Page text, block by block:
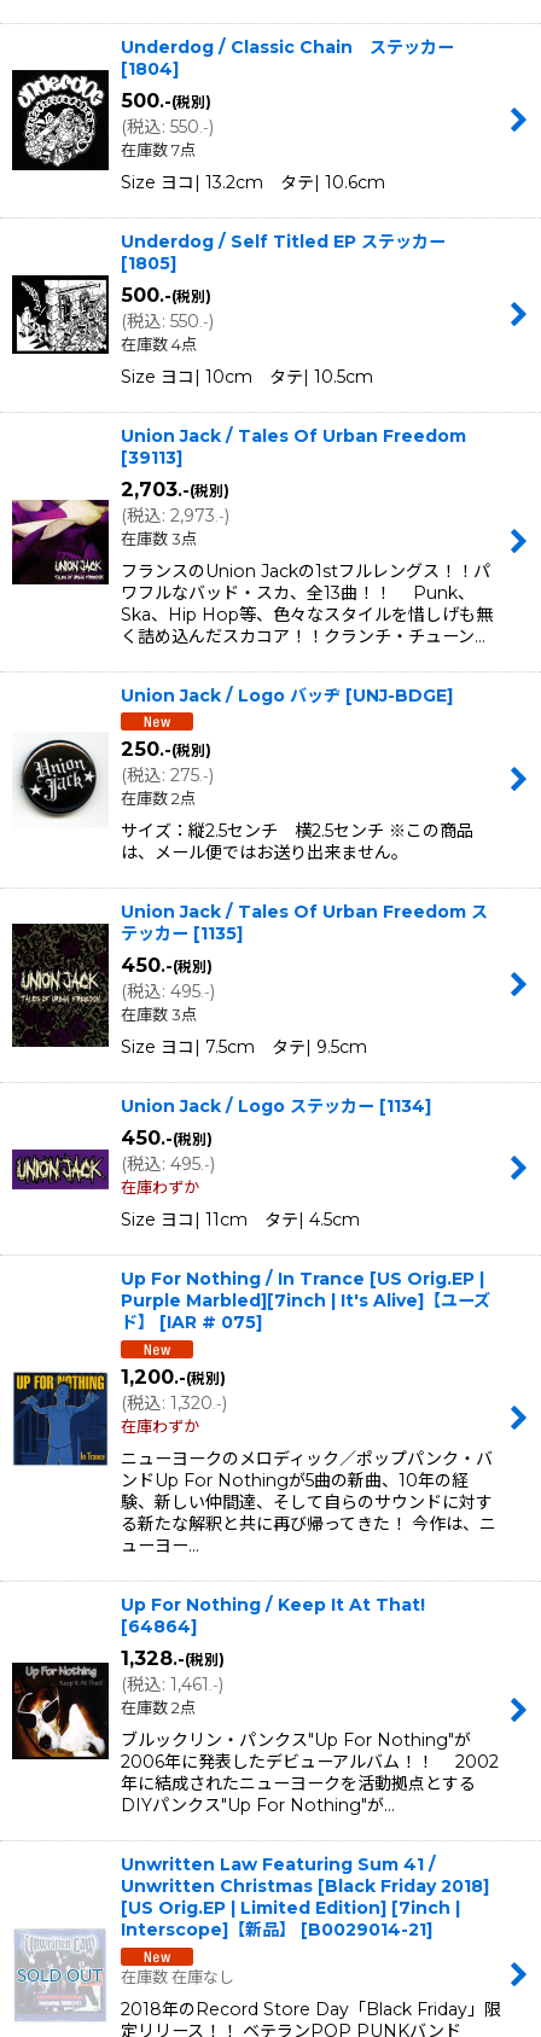
Underdog / Classic Chain ステッカー
[1804]
500.-(税別)
(税込: 550 .-)
在庫数 7点
Size ヨコ| 13.2cm タテ| 10.6cm
Underdog / Self Titled EP ステッカー
[1805]
500.-(税別)
(税込: 550 .-)
在庫数 4点
Size ヨコ| 10cm タテ| 10.5cm
Union Jack / Tales Of Urban Freedom
[39113]
2,703.-(税別)
(税込: 2,973 .-)
在庫数 3点
フランスのUnion Jackの1stフルレングス！！パ
ワフルなバッド・スカ、全13曲！！ Punk、
Ska、Hip Hop等、色々なスタイルを惜しげも無
く詰め込んだスカコア！！クランチ・チューン…
Union Jack / Logo バッヂ [UNJ-BDGE]
250.-(税別)
(税込: 275.-)
在庫数 2点
サイズ：縦2.5センチ 横2.5センチ ※この商品
は、メール便ではお送り出来ません。
Union Jack / Tales Of Urban Freedom ス
テッカー [1135]
450.-(税別)
(税込: 495.-)
在庫数 3点
Size ヨコ| 7.5cm タテ| 9.5cm
Union Jack / Logo ステッカー [1134]
450.-(税別)
(税込: 495.-)
在庫わずか
Size ヨコ| 11cm タテ| 4.5cm
Up For Nothing / In Trance [US Orig.EP |
Purple Marbled][7inch | It's Alive]【ユーズ
ド】
[IAR # 075]
1,200.-(税別)
(税込: 1,320.-)
在庫わずか
ニューヨークのメロディック／ポップパンク・バ
ンドUp For Nothingが5曲の新曲、10年の経
験、新しい仲間達、そして自らのサウンドに対す
る新たな解釈と共に再び帰ってきた！ 今作は、ニ
ューヨー…
Up For Nothing / Keep It At That!
[64864]
1,328.-(税別)
(税込: 1,461.-)
在庫数 2点
ブルックリン・パンクス"Up For Nothing"が
2006年に発表したデビューアルバム！！ 2002
年に結成されたニューヨークを活動拠点とする
DIYパンクス"Up For Nothing"が…
Unwritten Law Featuring Sum 41 /
Unwritten Christmas [Black Friday 2018]
[US Orig.EP | Limited Edition] [7inch |
Interscope]【新品】
[B0029014-21]
在庫数 在庫なし
2018年のRecord Store Day「Black Friday」限
定リリース！！ ベテランPOP PUNKバンド